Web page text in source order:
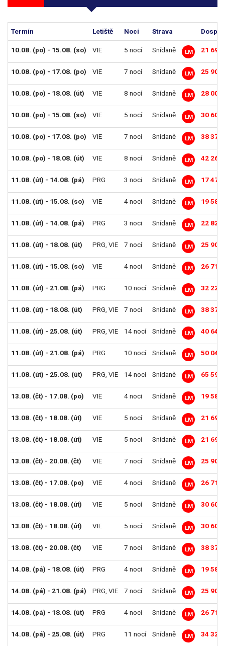
Termín Letiště Nocí Strava Dosp.
10.08. (po) - 15.08. (so) VIE 5 nocí Snídaně LM 21 690
10.08. (po) - 17.08. (po) VIE 7 nocí Snídaně LM 25 902
10.08. (po) - 18.08. (út) VIE 8 nocí Snídaně LM 28 008
10.08. (po) - 15.08. (so) VIE 5 nocí Snídaně LM 30 600
10.08. (po) - 17.08. (po) VIE 7 nocí Snídaně LM 38 376
10.08. (po) - 18.08. (út) VIE 8 nocí Snídaně LM 42 264
11.08. (út) - 14.08. (pá) PRG 3 noci Snídaně LM 17 478
11.08. (út) - 15.08. (so) VIE 4 noci Snídaně LM 19 584
11.08. (út) - 14.08. (pá) PRG 3 noci Snídaně LM 22 824
11.08. (út) - 18.08. (út) PRG VIE 7 nocí Snídaně LM 25 902
11.08. (út) - 15.08. (so) VIE 4 noci Snídaně LM 26 712
11.08. (út) - 21.08. (pá) PRG 10 nocí Snídaně LM 32 220
11.08. (út) - 18.08. (út) PRG VIE 7 nocí Snídaně LM 38 376
11.08. (út) - 25.08. (út) PRG VIE 14 nocí Snídaně LM 40 644
11.08. (út) - 21.08. (pá) PRG 10 nocí Snídaně LM 50 040
11.08. (út) - 25.08. (út) PRG VIE 14 nocí Snídaně LM 65 592
13.08. (čt) - 17.08. (po) VIE 4 noci Snídaně LM 19 584
13.08. (čt) - 18.08. (út) VIE 5 nocí Snídaně LM 21 690
13.08. (čt) - 18.08. (út) VIE 5 nocí Snídaně LM 21 690
13.08. (čt) - 20.08. (čt) VIE 7 nocí Snídaně LM 25 902
13.08. (čt) - 17.08. (po) VIE 4 noci Snídaně LM 26 712
13.08. (čt) - 18.08. (út) VIE 5 nocí Snídaně LM 30 600
13.08. (čt) - 18.08. (út) VIE 5 nocí Snídaně LM 30 600
13.08. (čt) - 20.08. (čt) VIE 7 nocí Snídaně LM 38 376
14.08. (pá) - 18.08. (út) PRG 4 noci Snídaně LM 19 584
14.08. (pá) - 21.08. (pá) PRG VIE 7 nocí Snídaně LM 25 902
14.08. (pá) - 18.08. (út) PRG 4 noci Snídaně LM 26 712
14.08. (pá) - 25.08. (út) PRG 11 nocí Snídaně LM 34 326